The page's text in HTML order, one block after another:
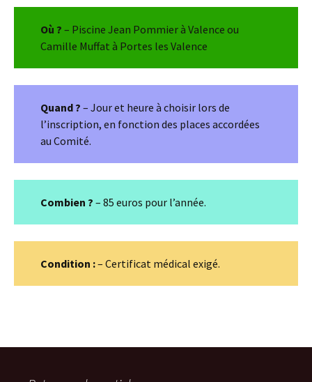
Où ? – Piscine Jean Pommier à Valence ou
Camille Muffat à Portes les Valence
Quand ? – Jour et heure à choisir lors de
l’inscription, en fonction des places accordées
au Comité.
Combien ? – 85 euros pour l’année.
Condition :– Certificat médical exigé.